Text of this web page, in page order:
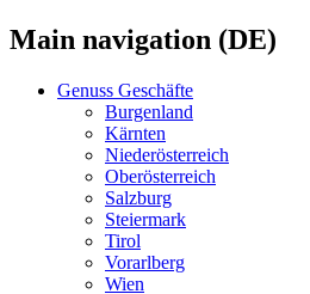
Main navigation (DE)
Genuss Geschäfte
Burgenland
Kärnten
Niederösterreich
Oberösterreich
Salzburg
Steiermark
Tirol
Vorarlberg
Wien